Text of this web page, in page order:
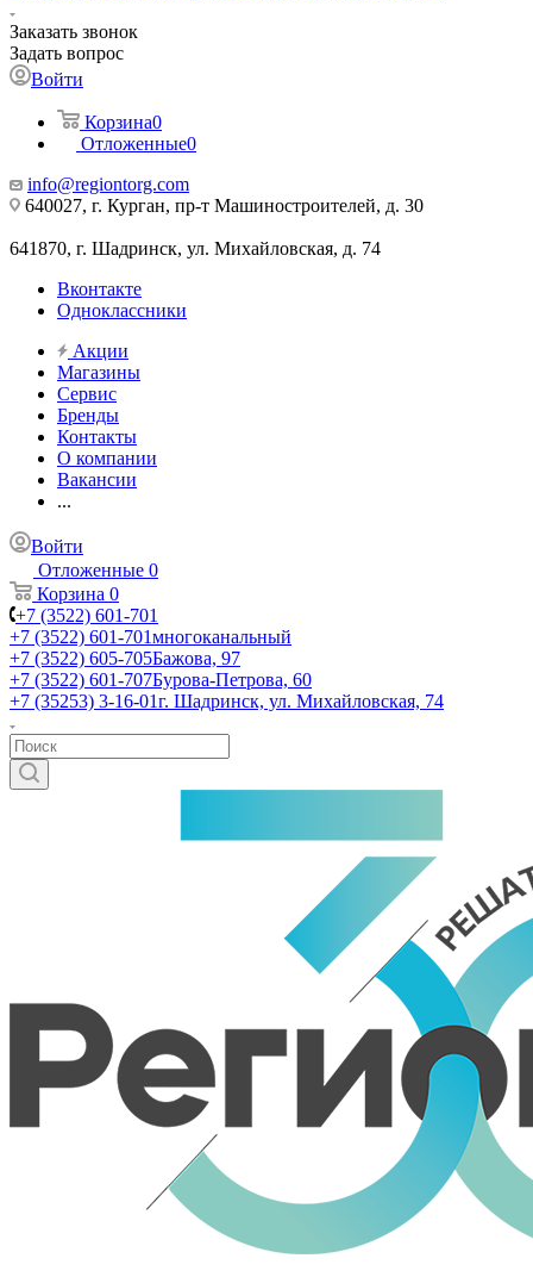
Заказать звонок
Задать вопрос
Войти
Корзина0
Отложенные0
info@regiontorg.com
640027, г. Курган, пр-т Машиностроителей, д. 30
641870, г. Шадринск, ул. Михайловская, д. 74
Вконтакте
Одноклассники
Акции
Магазины
Сервис
Бренды
Контакты
О компании
Вакансии
...
Войти
Отложенные 0
Корзина 0
+7 (3522) 601-701
+7 (3522) 601-701многоканальный
+7 (3522) 605-705Бажова, 97
+7 (3522) 601-707Бурова-Петрова, 60
+7 (35253) 3-16-01г. Шадринск, ул. Михайловская, 74